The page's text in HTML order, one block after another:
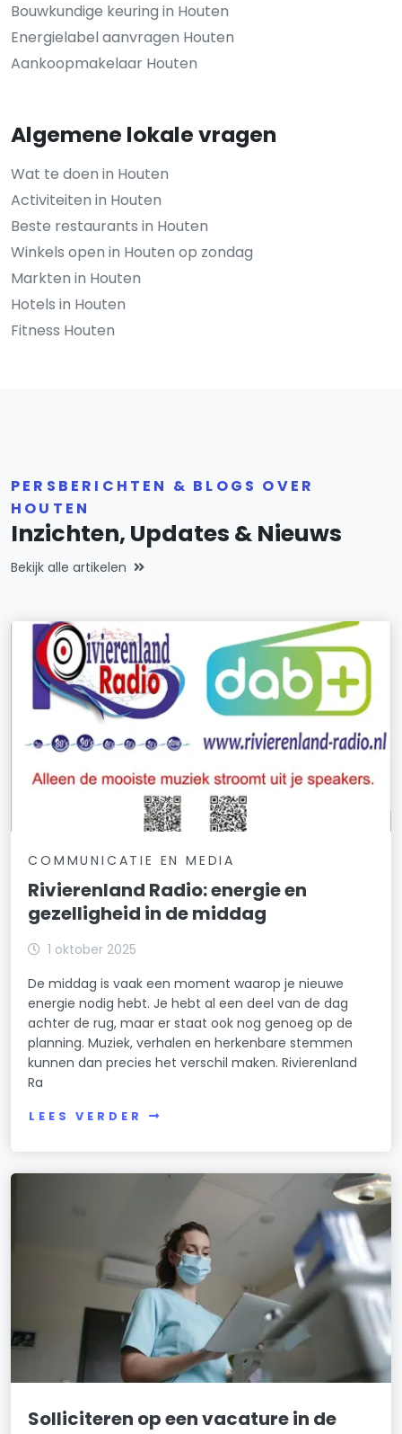
Bouwkundige keuring in Houten
Energielabel aanvragen Houten
Aankoopmakelaar Houten
Algemene lokale vragen
Wat te doen in Houten
Activiteiten in Houten
Beste restaurants in Houten
Winkels open in Houten op zondag
Markten in Houten
Hotels in Houten
Fitness Houten
PERSBERICHTEN & BLOGS OVER
HOUTEN
Inzichten, Updates & Nieuws
Bekijk alle artikelen
COMMUNICATIE EN MEDIA
Rivierenland Radio: energie en
gezelligheid in de middag
1 oktober 2025
De middag is vaak een moment waarop je nieuwe
energie nodig hebt. Je hebt al een deel van de dag
achter de rug, maar er staat ook nog genoeg op de
planning. Muziek, verhalen en herkenbare stemmen
kunnen dan precies het verschil maken. Rivierenland
Ra
LEES VERDER
Solliciteren op een vacature in de